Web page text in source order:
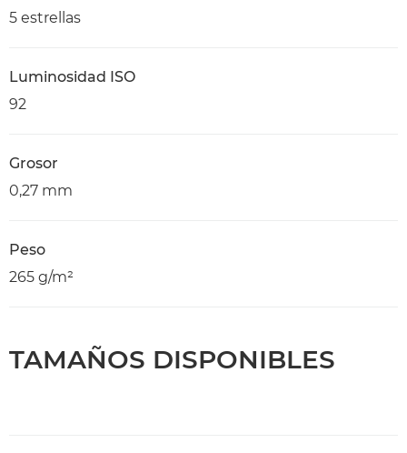
5 estrellas
Luminosidad ISO
92
Grosor
0,27 mm
Peso
265 g/m²
TAMAÑOS DISPONIBLES